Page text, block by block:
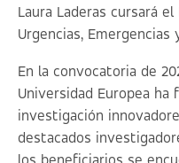
Laura Laderas cursará
Urgencias,
En la convocatoria de
Universidad Europea ha
investigación
destacados